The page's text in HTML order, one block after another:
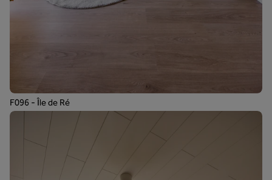
F096 - Île de Ré